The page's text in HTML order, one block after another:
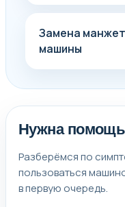
Замена
машины
Нужна помощь
Разберёмся по
пользоваться
в первую очередь.